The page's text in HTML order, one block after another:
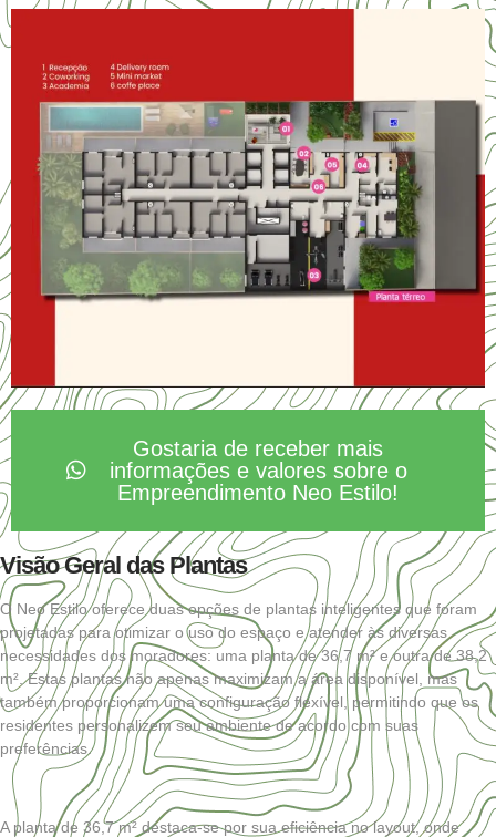
Gostaria de receber mais
informações e valores sobre o
Empreendimento Neo Estilo!
Visão Geral das Plantas
O Neo Estilo oferece duas opções de plantas inteligentes que foram
projetadas para otimizar o uso do espaço e atender às diversas
necessidades dos moradores: uma planta de 36,7 m² e outra de 38,2
m². Estas plantas não apenas maximizam a área disponível, mas
também proporcionam uma configuração flexível, permitindo que os
residentes personalizem seu ambiente de acordo com suas
preferências.
A planta de 36,7 m² destaca-se por sua eficiência no layout, onde